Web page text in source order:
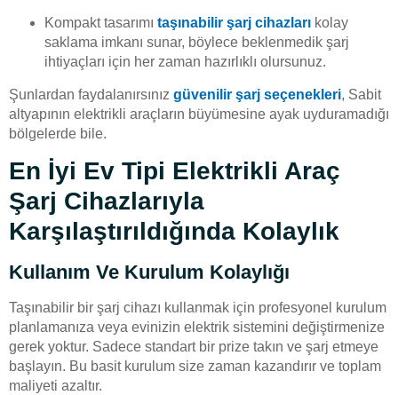
Kompakt tasarımı taşınabilir şarj cihazları kolay
saklama imkanı sunar, böylece beklenmedik şarj
ihtiyaçları için her zaman hazırlıklı olursunuz.
Şunlardan faydalanırsınız güvenilir şarj seçenekleri, Sabit
altyapının elektrikli araçların büyümesine ayak uyduramadığı
bölgelerde bile.
En İyi Ev Tipi Elektrikli Araç
Şarj Cihazlarıyla
Karşılaştırıldığında Kolaylık
Kullanım Ve Kurulum Kolaylığı
Taşınabilir bir şarj cihazı kullanmak için profesyonel kurulum
planlamanıza veya evinizin elektrik sistemini değiştirmenize
gerek yoktur. Sadece standart bir prize takın ve şarj etmeye
başlayın. Bu basit kurulum size zaman kazandırır ve toplam
maliyeti azaltır.